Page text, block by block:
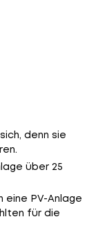
denn sie
über 25
PV-Anlage
für die